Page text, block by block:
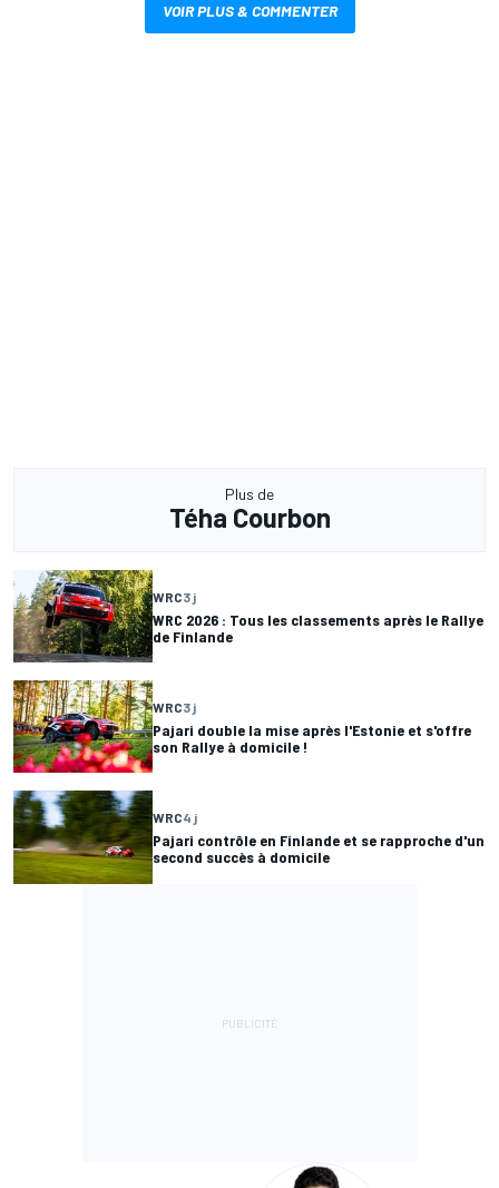
VOIR PLUS & COMMENTER
Plus de
Téha Courbon
WRC3 j
WRC 2026 : Tous les classements après le Rallye
de Finlande
WRC3 j
Pajari double la mise après l'Estonie et s'offre
son Rallye à domicile !
WRC4 j
Pajari contrôle en Finlande et se rapproche d'un
second succès à domicile